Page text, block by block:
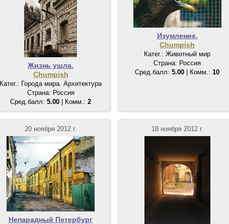
Жизнь ушла.
Chumpish
Катег.: Города мира. Архитектура
Страна: Россия
Сред.балл: 5.00 | Комм.: 2
Изумление.
Chumpish
Катег.: Животный мир
Страна: Россия
Сред.балл: 5.00 | Комм.: 10
20 ноября 2012 г.
Непарадный Петербург
18 ноября 2012 г.